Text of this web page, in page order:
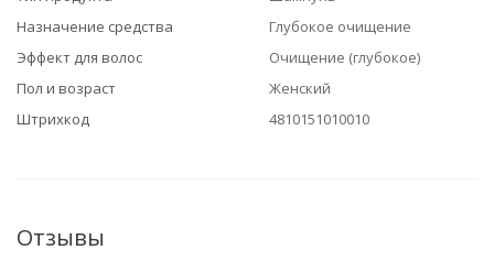
Назначение средства
Глубокое очищение
Эффект для волос
Очищение (глубокое)
Пол и возраст
Женский
Штрихкод
4810151010010
Отзывы